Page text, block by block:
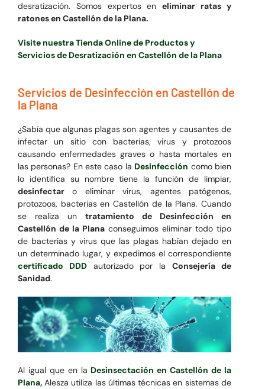
desratización. Somos expertos eneliminar ratas y
ratones en Castellón de la Plana.
Visite nuestra Tienda Online de Productos y
Servicios de Desratización en Castellón de la Plana
Servicios de Desinfección en Castellón de
la Plana
¿Sabía que algunas plagas son agentes y causantes de
infectar un sitio con bacterias, virus y protozoos
causando enfermedades graves o hasta mortales en
las personas? En este caso la Desinfección como bien
lo identifica su nombre tiene la función de limpiar,
desinfectaro eliminar virus, agentes patógenos,
protozoos, bacterias en Castellón de la Plana. Cuando
se realiza un tratamiento de Desinfección en
Castellón de la Plana conseguimos eliminar todo tipo
de bacterias y virus que las plagas habían dejado en
un determinado lugar, y expedimos el correspondiente
certificado DDDautorizado por laConsejería de
Sanidad.
Al igual que en la Desinsectación en Castellón de la
Plana,Alesza utiliza las últimas técnicas en sistemas de